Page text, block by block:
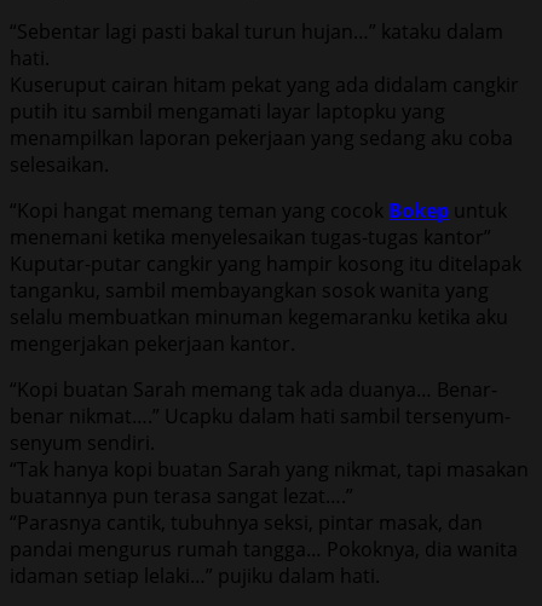
“Sebentar lagi pasti bakal turun hujan…” kataku dalam
hati.
Kuseruput cairan hitam pekat yang ada didalam cangkir
putih itu sambil mengamati layar laptopku yang
menampilkan laporan pekerjaan yang sedang aku coba
selesaikan.
“Kopi hangat memang teman yang cocok Bokep untuk
menemani ketika menyelesaikan tugas-tugas kantor”
Kuputar-putar cangkir yang hampir kosong itu ditelapak
tanganku, sambil membayangkan sosok wanita yang
selalu membuatkan minuman kegemaranku ketika aku
mengerjakan pekerjaan kantor.
“Kopi buatan Sarah memang tak ada duanya… Benar-
benar nikmat….” Ucapku dalam hati sambil tersenyum-
senyum sendiri.
“Tak hanya kopi buatan Sarah yang nikmat, tapi masakan
buatannya pun terasa sangat lezat….”
“Parasnya cantik, tubuhnya seksi, pintar masak, dan
pandai mengurus rumah tangga… Pokoknya, dia wanita
idaman setiap lelaki…” pujiku dalam hati.